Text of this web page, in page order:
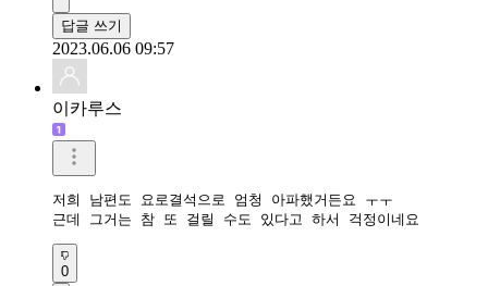
답글 쓰기
2023.06.06 09:57
이카루스
저희 남편도 요로결석으로 엄청 아파했거든요 ㅜㅜ
근데 그거는 참 또 걸릴 수도 있다고 하서 걱정이네요
0